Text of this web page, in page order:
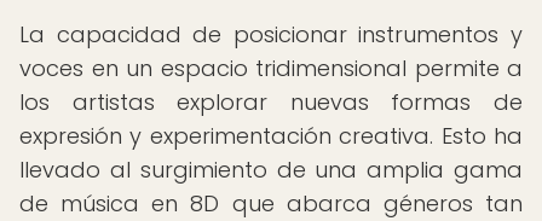
La capacidad de posicionar instrumentos y
voces en un espacio tridimensional permite a
los artistas explorar nuevas formas de
expresión y experimentación creativa. Esto ha
llevado al surgimiento de una amplia gama
de música en 8D que abarca géneros tan